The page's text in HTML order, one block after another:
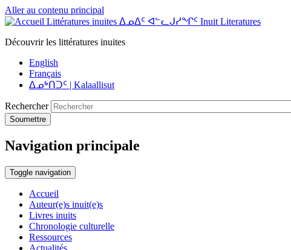
Aller au contenu principal
Littératures inuites ᐃᓄᐃᑦ ᐊᓪᓚᒍᓯᖏᑦ Inuit Literatures
Découvrir les littératures inuites
English
Français
ᐃᓄᒃᑎᑐᑦ | Kalaallisut
Rechercher
Soumettre
Navigation principale
Toggle navigation
Accueil
Auteur(e)s inuit(e)s
Livres inuits
Chronologie culturelle
Ressources
Actualités